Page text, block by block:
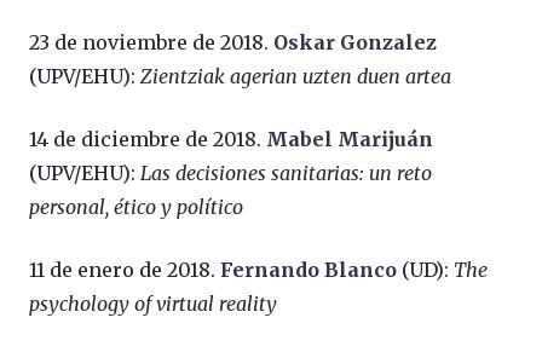
23 de noviembre de 2018. Oskar Gonzalez
(UPV/EHU): Zientziak agerian uzten duen artea
14 de diciembre de 2018. Mabel Marijuán
(UPV/EHU): Las decisiones sanitarias: un reto
personal, ético y político
11 de enero de 2018. Fernando Blanco (UD): The
psychology of virtual reality